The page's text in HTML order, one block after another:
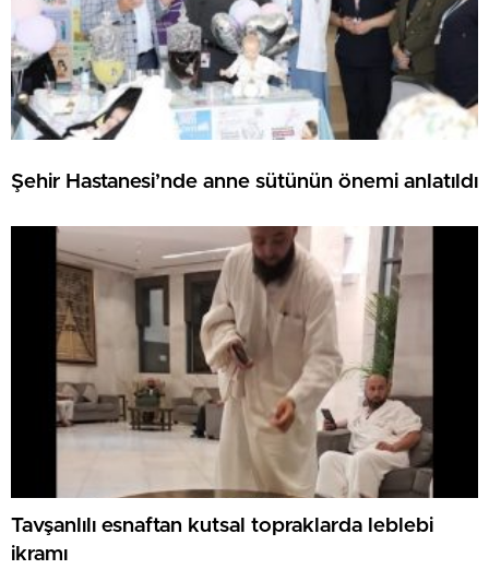
Şehir Hastanesi’nde anne sütünün önemi anlatıldı
Tavşanlılı esnaftan kutsal topraklarda leblebi
ikramı